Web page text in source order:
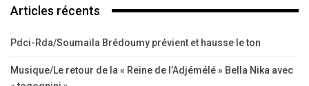
Articles récents
Pdci-Rda/Soumaila Brédoumy prévient et hausse le ton
Musique/Le retour de la « Reine de l’Adjémélé » Bella Nika avec